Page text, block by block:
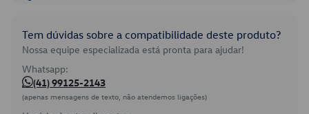
Tem dúvidas sobre a compatibilidade deste produto?
Nossa equipe especializada está pronta para ajudar!
Whatsapp:
(41) 99125-2143
(apenas mensagens de texto, não atendemos ligações)